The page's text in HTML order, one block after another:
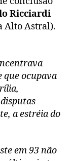
Ricciardi
Alto Astral).
que ocupava
a estréia do
em 93 não